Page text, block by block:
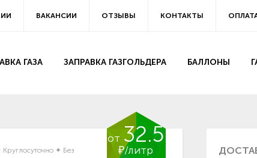
ВАКАНСИИ ОТЗЫВЫ КОНТАКТЫ
ГАЗА ЗАПРАВКА ГАЗГОЛЬДЕРА БАЛЛОНЫ
от 32.5
₽/литр
✦ Без